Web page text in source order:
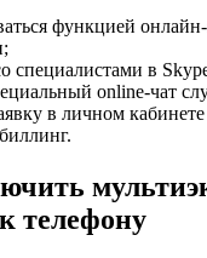
функцией
специалистами в
online-чат
в личном кабинете
телефону